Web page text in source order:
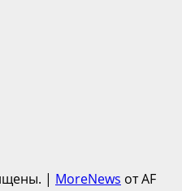
| MoreNews от AF